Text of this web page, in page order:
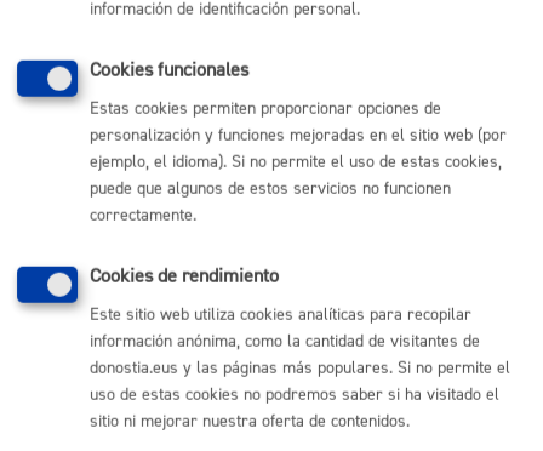
La persona
firmante de la
solicitud no es
quien ostenta la
presidencia de la
firmado por la persona que
ostente la Secretaría, del
acuerdo de la Junta
Directiva u órgano directivo
solicitud
La entidad no está
inscrita en el
Registro de
Entidades
Fotocopia del documento
que acredite la
inscripción en el registro
correspondiente, en su
caso.
Fotocopia de los
estatutoso normativa
información de identificación personal.
Cookies funcionales
Estas cookies permiten proporcionar opciones de
personalización y funciones mejoradas en el sitio web (por
ejemplo, el idioma). Si no permite el uso de estas cookies,
puede que algunos de estos servicios no funcionen
correctamente.
Cookies de rendimiento
Este sitio web utiliza cookies analíticas para recopilar
información anónima, como la cantidad de visitantes de
donostia.eus y las páginas más populares. Si no permite el
uso de estas cookies no podremos saber si ha visitado el
sitio ni mejorar nuestra oferta de contenidos.